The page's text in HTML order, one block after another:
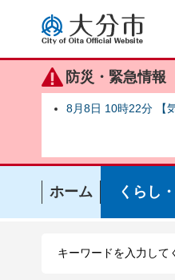
大分市
防災・緊急情報
8月8日 10時22分 【
ホーム くらし